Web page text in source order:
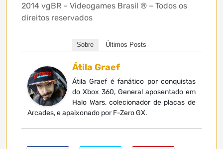
2014 vgBR – Videogames Brasil ® – Todos os
direitos reservados
Sobre Últimos Posts
Átila Graef
Átila Graef é fanático por conquistas
do Xbox 360, General aposentado em
Halo Wars, colecionador de placas de
Arcades, e apaixonado por F-Zero GX.